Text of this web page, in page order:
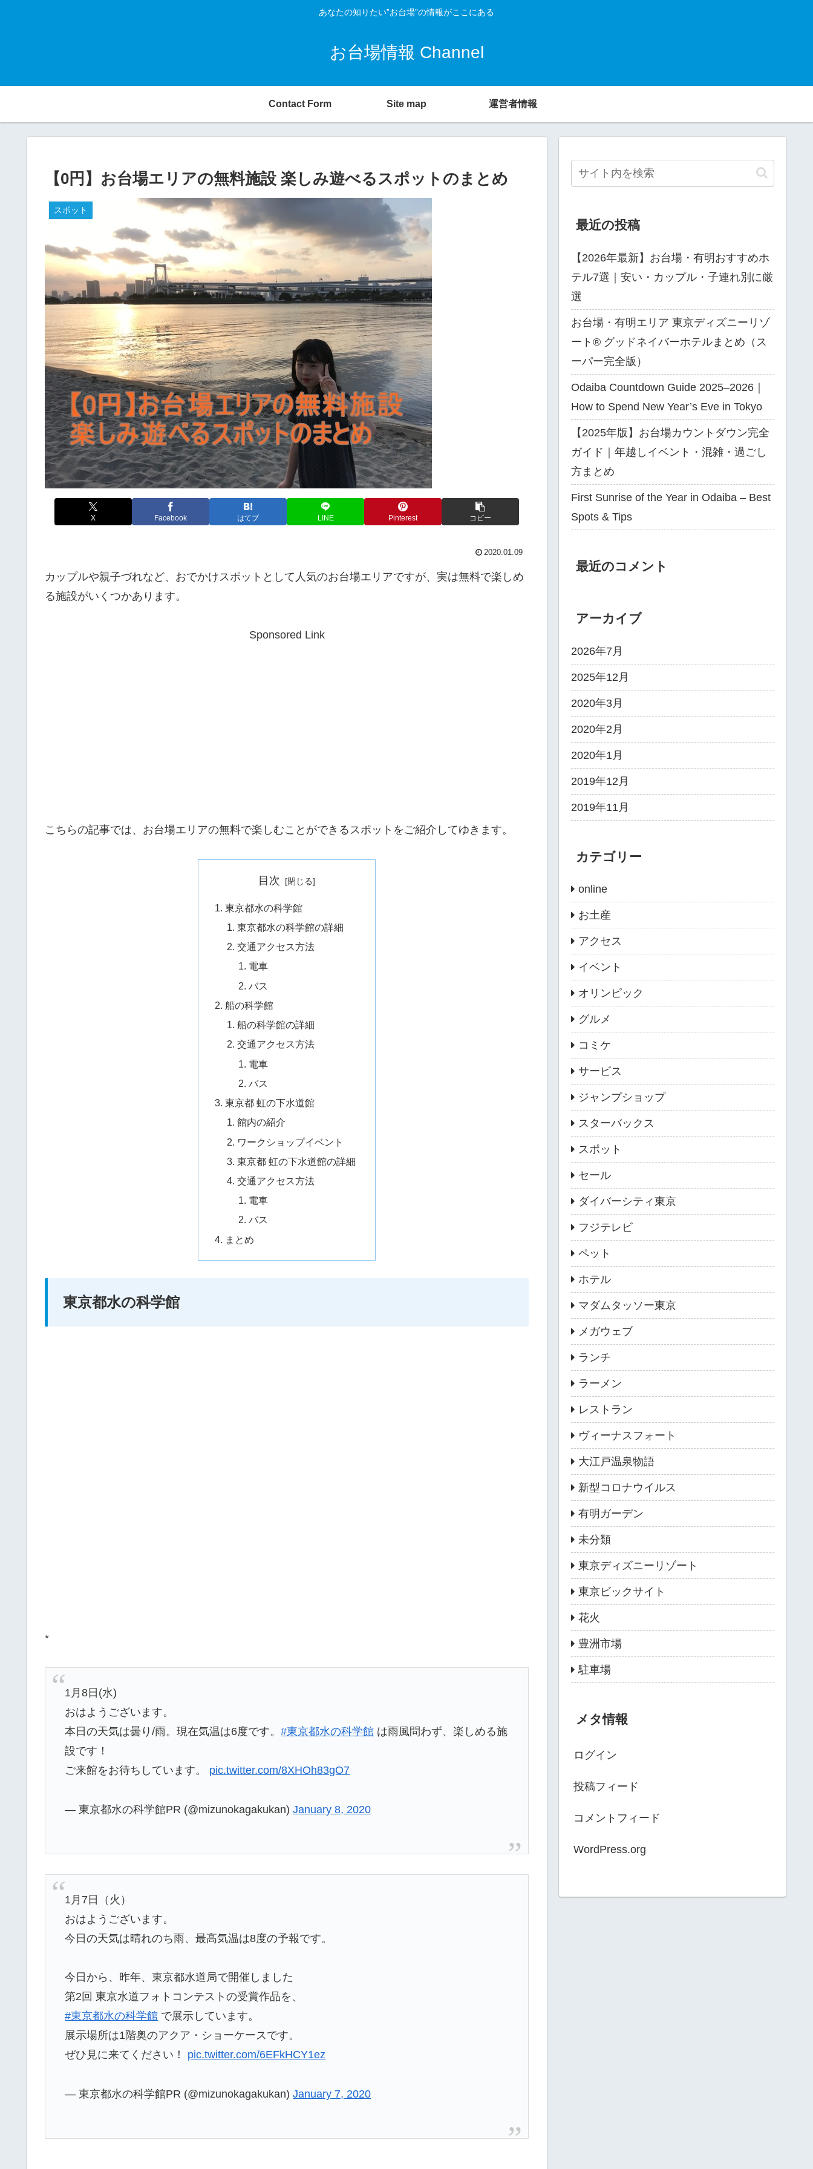
あなたの知りたい”お台場”の情報がここにある
お台場情報 Channel
Contact Form Site map 運営者情報
【0円】お台場エリアの無料施設 楽しみ遊べるスポットのまとめ
スポット
X Facebook はてブ LINE Pinterest コピー
2020.01.09
カップルや親子づれなど、おでかけスポットとして人気のお台場エリアですが、実は無料で楽しめ
る施設がいくつかあります。
Sponsored Link
こちらの記事では、お台場エリアの無料で楽しむことができるスポットをご紹介してゆきます。
目次
東京都水の科学館
東京都水の科学館の詳細
交通アクセス方法
電車
バス
船の科学館
船の科学館の詳細
交通アクセス方法
電車
バス
東京都 虹の下水道館
館内の紹介
ワークショップイベント
東京都 虹の下水道館の詳細
交通アクセス方法
電車
バス
まとめ
東京都水の科学館
*
1月8日(水)
おはようございます。
本日の天気は曇り/雨。現在気温は6度です。#東京都水の科学館 は雨風問わず、楽しめる施
設です！
ご来館をお待ちしています。 pic.twitter.com/8XHOh83gO7
— 東京都水の科学館PR (@mizunokagakukan)January 8, 2020
1月7日（火）
おはようございます。
今日の天気は晴れのち雨、最高気温は8度の予報です。
今日から、昨年、東京都水道局で開催しました
第2回 東京水道フォトコンテストの受賞作品を、
#東京都水の科学館 で展示しています。
展示場所は1階奥のアクア・ショーケースです。
ぜひ見に来てください！ pic.twitter.com/6EFkHCY1ez
— 東京都水の科学館PR (@mizunokagakukan)January 7, 2020
最近の投稿
【2026年最新】お台場・有明おすすめホ
テル7選｜安い・カップル・子連れ別に厳
選
お台場・有明エリア 東京ディズニーリゾ
ート® グッドネイバーホテルまとめ（ス
ーパー完全版）
Odaiba Countdown Guide 2025–2026｜
How to Spend New Year’s Eve in Tokyo
【2025年版】お台場カウントダウン完全
ガイド｜年越しイベント・混雑・過ごし
方まとめ
First Sunrise of the Year in Odaiba – Best
Spots & Tips
最近のコメント
アーカイブ
2026年7月
2025年12月
2020年3月
2020年2月
2020年1月
2019年12月
2019年11月
カテゴリー
online
お土産
アクセス
イベント
オリンピック
グルメ
コミケ
サービス
ジャンプショップ
スターバックス
スポット
セール
ダイバーシティ東京
フジテレビ
ペット
ホテル
マダムタッソー東京
メガウェブ
ランチ
ラーメン
レストラン
ヴィーナスフォート
大江戸温泉物語
新型コロナウイルス
有明ガーデン
未分類
東京ディズニーリゾート
東京ビックサイト
花火
豊洲市場
駐車場
メタ情報
ログイン
投稿フィード
コメントフィード
WordPress.org